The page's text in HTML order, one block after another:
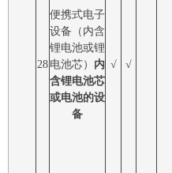
28
便携式电子
设备（内含
锂电池或锂
电池芯） 内
含锂电池芯
或电池的设
备
√ √